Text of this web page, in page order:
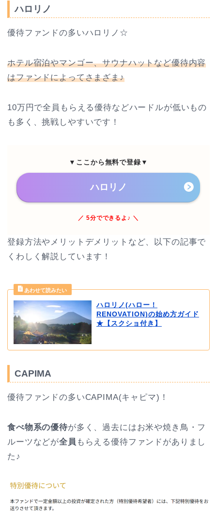
ハロリノ
優待ファンドの多いハロリノ☆
ホテル宿泊やマンゴー、サウナハットなど優待内容
はファンドによってさまざま♪
10万円で全員もらえる優待などハードルが低いもの
も多く、挑戦しやすいです！
▼ここから無料で登録▼
ハロリノ
／ 5分でできるよ♪ ＼
登録方法やメリットデメリットなど、以下の記事で
くわしく解説しています！
ハロリノ(ハロー！
RENOVATION)の始め方ガイド
★【スクショ付き】
CAPIMA
優待ファンドの多いCAPIMA(キャピマ)！
食べ物系の優待が多く、過去にはお米や焼き鳥・フ
ルーツなどが全員 もらえる優待ファンドがありまし
た♪